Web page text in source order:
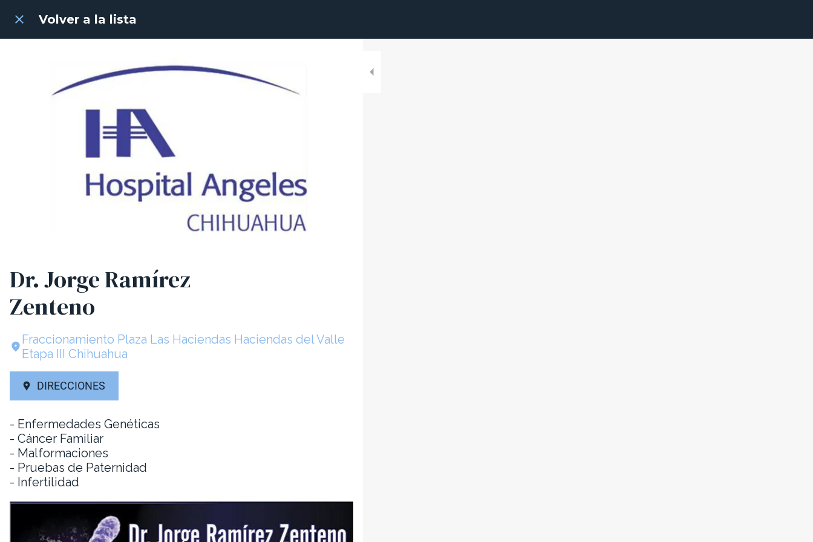
Volver a la lista
Dr. Jorge Ramírez
Zenteno
Fraccionamiento Plaza Las Haciendas Haciendas del Valle
Etapa III Chihuahua
DIRECCIONES
- Enfermedades Genéticas
- Cáncer Familiar
- Malformaciones
- Pruebas de Paternidad
- Infertilidad